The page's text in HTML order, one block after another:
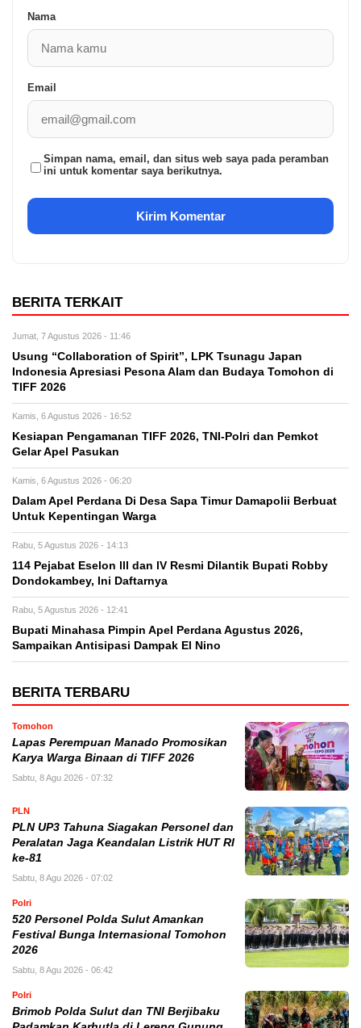
Nama
Email
Simpan nama, email, dan situs web saya pada peramban
ini untuk komentar saya berikutnya.
BERITA TERKAIT
Jumat, 7 Agustus 2026 - 11:46
Usung “Collaboration of Spirit”, LPK Tsunagu Japan
Indonesia Apresiasi Pesona Alam dan Budaya Tomohon di
TIFF 2026
Kamis, 6 Agustus 2026 - 16:52
Kesiapan Pengamanan TIFF 2026, TNI-Polri dan Pemkot
Gelar Apel Pasukan
Kamis, 6 Agustus 2026 - 06:20
Dalam Apel Perdana Di Desa Sapa Timur Damapolii Berbuat
Untuk Kepentingan Warga
Rabu, 5 Agustus 2026 - 14:13
114 Pejabat Eselon lll dan lV Resmi Dilantik Bupati Robby
Dondokambey, Ini Daftarnya
Rabu, 5 Agustus 2026 - 12:41
Bupati Minahasa Pimpin Apel Perdana Agustus 2026,
Sampaikan Antisipasi Dampak El Nino
BERITA TERBARU
Tomohon
Lapas Perempuan Manado Promosikan
Karya Warga Binaan di TIFF 2026
Sabtu, 8 Agu 2026 - 07:32
PLN
PLN UP3 Tahuna Siagakan Personel dan
Peralatan Jaga Keandalan Listrik HUT RI
ke-81
Sabtu, 8 Agu 2026 - 07:02
Polri
520 Personel Polda Sulut Amankan
Festival Bunga Internasional Tomohon
2026
Sabtu, 8 Agu 2026 - 06:42
Polri
Brimob Polda Sulut dan TNI Berjibaku